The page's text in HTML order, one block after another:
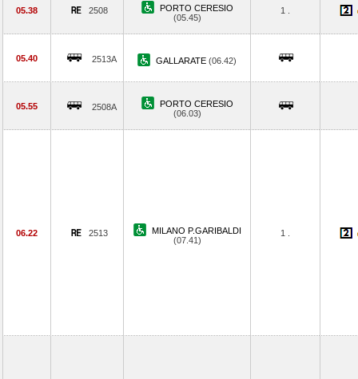
05.38 2508
PORTO CERESIO
(05.45)
1 .
05.40 2513A GALLARATE (06.42)
05.55 2508A
PORTO CERESIO
(06.03)
06.22 2513
MILANO P.GARIBALDI
(07.41)
1 .